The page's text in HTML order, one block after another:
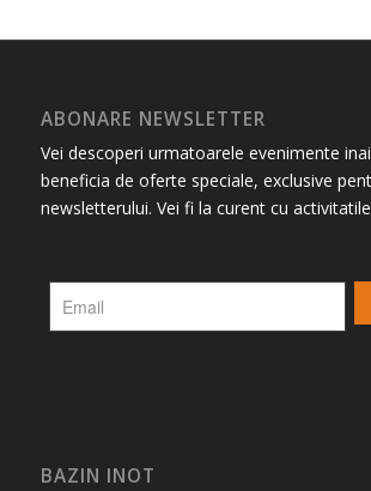
ABONARE NEWSLETTER
Vei descoperi urmatoarele evenimente
beneficia de oferte speciale, exclusive
newsletterului. Vei fi la curent cu
BAZIN INOT